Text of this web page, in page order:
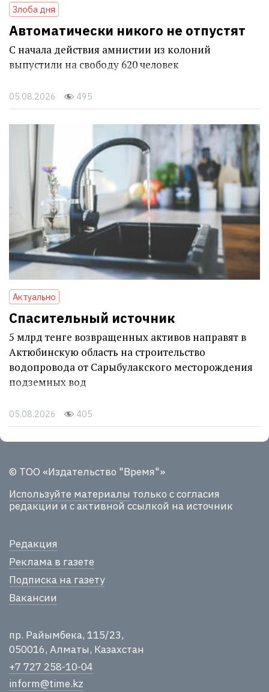
Злоба дня
Автоматически никого не отпустят
С начала действия амнистии из колоний
выпустили на свободу 620 человек
05.08.2026 495
Актуально
Спасительный источник
5 млрд тенге возвращенных активов направят в
Актюбинскую область на строительство
водопровода от Сарыбулакского месторождения
подземных вод
05.08.2026 405
© ТОО «Издательство "Время"»
Используйте материалы только с согласия
редакции и с активной ссылкой на источник
Редакция
Реклама в газете
Подписка на газету
Вакансии
пр. Райымбека, 115/23,
050016, Алматы, Казахстан
+7 727 258-10-04
inform@time.kz